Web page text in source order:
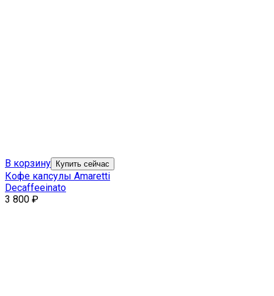
В корзину Купить сейчас
Кофе капсулы Amaretti
Decaffeeinato
3 800 ₽